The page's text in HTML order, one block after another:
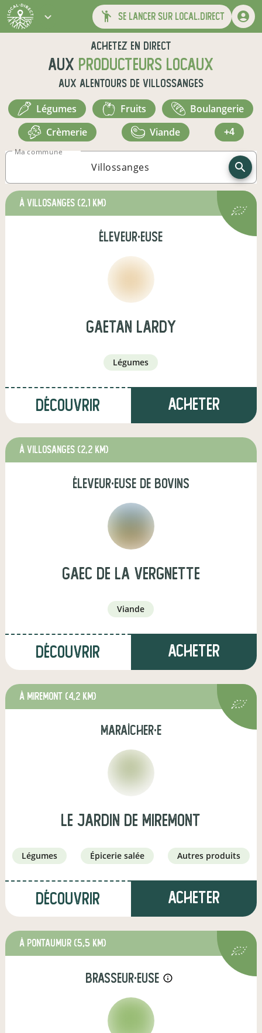
se lancer sur local.direct
Achetez en direct
aux producteurs locaux
aux alentours de Villossanges
légumes fruits
boulangerie
crèmerie
viande +4
Ma commune
à Villosanges (2,1 km)
éleveur·euse
gaetan lardy
légumes
Découvrir Acheter
à Villosanges (2,2 km)
éleveur·euse de bovins
gaec de la vergnette
viande
Découvrir Acheter
à Miremont (4,2 km)
maraîcher·e
Le jardin de Miremont
légumes épicerie salée autres produits
Découvrir Acheter
à Pontaumur (5,5 km)
brasseur·euse info_outline